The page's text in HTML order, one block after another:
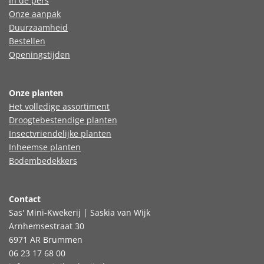
Onze aanpak
Duurzaamheid
Bestellen
Openingstijden
Onze planten
Het volledige assortiment
Droogtebestendige planten
Insectvriendelijke planten
Inheemse planten
Bodembedekkers
Contact
Sas' Mini-Kwekerij | Saskia van Wijk
Arnhemsestraat 30
6971 AR Brummen
06 23 17 68 00